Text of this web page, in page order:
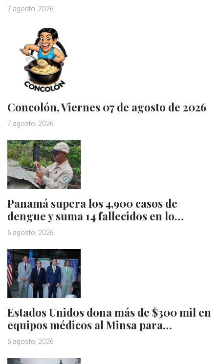
7 agosto, 2026
Concolón, Viernes 07 de agosto de 2026
7 agosto, 2026
Panamá supera los 4,900 casos de
dengue y suma 14 fallecidos en lo…
6 agosto, 2026
Estados Unidos dona más de $300 mil en
equipos médicos al Minsa para…
6 agosto, 2026